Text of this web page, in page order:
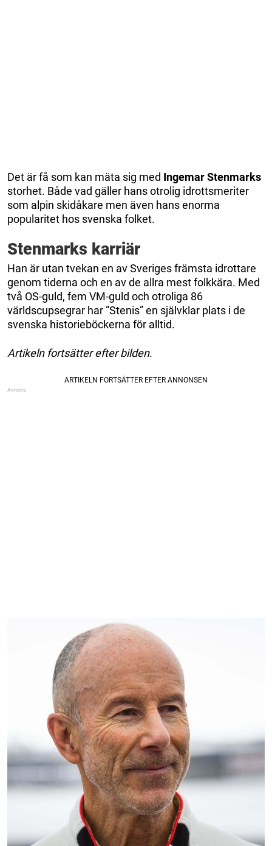
Det är få som kan mäta sig med Ingemar Stenmarks
storhet. Både vad gäller hans otrolig idrottsmeriter
som alpin skidåkare men även hans enorma
popularitet hos svenska folket.
Stenmarks karriär
Han är utan tvekan en av Sveriges främsta idrottare
genom tiderna och en av de allra mest folkkära. Med
två OS-guld, fem VM-guld och otroliga 86
världscupsegrar har ”Stenis” en självklar plats i de
svenska historieböckerna för alltid.
Artikeln fortsätter efter bilden.